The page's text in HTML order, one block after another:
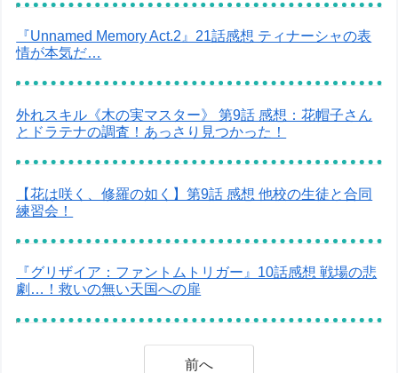
『Unnamed Memory Act.2』21話感想 ティナーシャの表
情が本気だ…
外れスキル《木の実マスター》 第9話 感想：花帽子さん
とドラテナの調査！あっさり見つかった！
【花は咲く、修羅の如く】第9話 感想 他校の生徒と合同
練習会！
『グリザイア：ファントムトリガー』10話感想 戦場の悲
劇…！救いの無い天国への扉
前へ